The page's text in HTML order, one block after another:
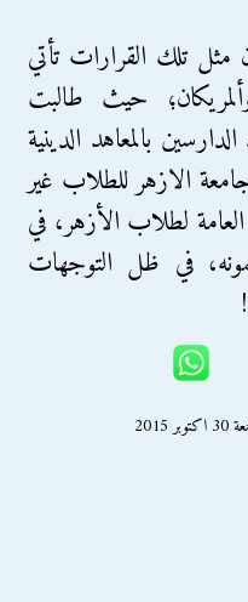
تلك القرارات تأتي
حيث طالبت
بالمعاهد الدينية
الازهر للطلاب غير
لطلاب الأزهر، في
في ظل التوجهات